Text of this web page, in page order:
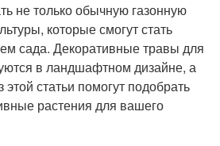
не только обычную газонную
которые смогут стать
сада. Декоративные травы для
в ландшафтном дизайне, а
статьи помогут подобрать
растения для вашего